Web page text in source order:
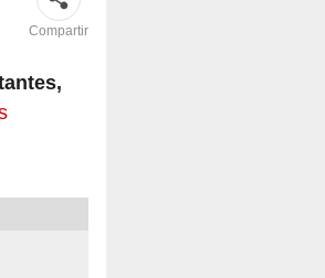
Compartir